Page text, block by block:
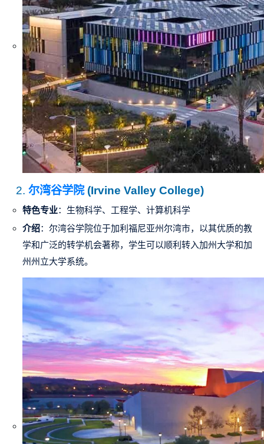
2. 尔湾谷学院(Irvine Valley College)
特色专业：生物科学、工程学、计算机科学
介绍： 尔湾谷学院位于加利福尼亚州尔湾市，以其优质的教
学和广泛的转学机会著称，学生可以顺利转入加州大学和加
州州立大学系统。